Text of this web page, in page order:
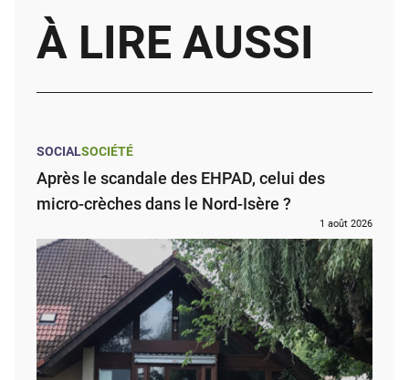
À LIRE AUSSI
SOCIALSOCIÉTÉ
Après le scandale des EHPAD, celui des
micro-crèches dans le Nord-Isère ?
1 août 2026